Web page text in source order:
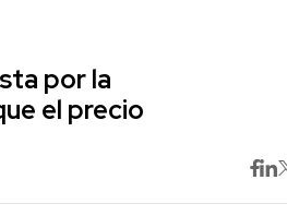
por la
el precio